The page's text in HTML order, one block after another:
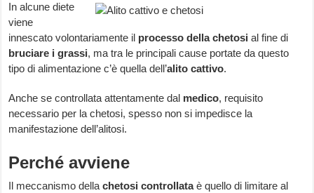
In alcune diete
viene
innescato volontariamente il processo della chetosi al fine di
bruciare i grassi, ma tra le principali cause portate da questo
tipo di alimentazione c’è quella dell’alito cattivo.
Anche se controllata attentamente dal medico, requisito
necessario per la chetosi, spesso non si impedisce la
manifestazione dell’alitosi.
Perché avviene
Il meccanismo dellachetosi controllataè quello di limitare al